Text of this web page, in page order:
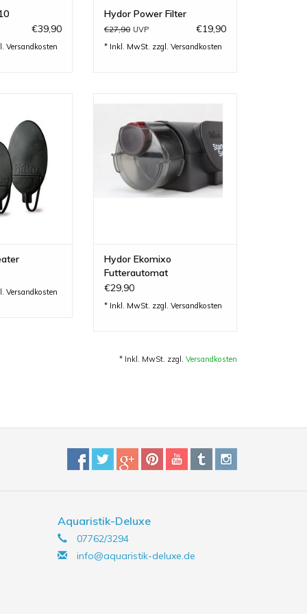
€39,90
Versandkosten
Hydor Power Filter
€27,90 UVP €19,90
* Inkl. MwSt. zzgl. Versandkosten
HINZUFÜGEN
Versandkosten
ZUM WARENKORB HINZUFÜGEN
Hydor Ekomixo
Futterautomat
€29,90
* Inkl. MwSt. zzgl. Versandkosten
* Inkl. MwSt. zzgl. Versandkosten
Aquaristik-Deluxe
07762/3294
info@aquaristik-deluxe.de